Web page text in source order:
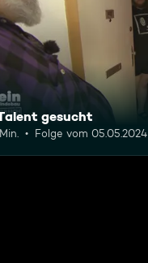
gesucht
Folge vom 05.05.2024